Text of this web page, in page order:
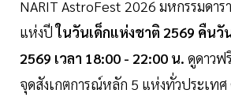
NARIT AstroFest 2026 มหกรรมดาร
แห่งปีในวันเด็กแห่งชาติ 2569 คืนวั
2569 เวลา 18:00 - 22:00 น. ดูดาวฟ
จุดสังเกตการณ์หลัก 5 แห่งทั่วประเทศ